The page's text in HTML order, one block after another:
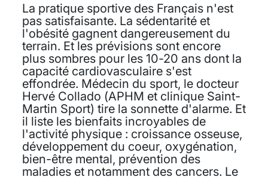
La pratique sportive des Français n'est
pas satisfaisante. La sédentarité et
l'obésité gagnent dangereusement du
terrain. Et les prévisions sont encore
plus sombres pour les 10-20 ans dont la
capacité cardiovasculaire s'est
effondrée. Médecin du sport, le docteur
Hervé Collado (APHM et clinique Saint-
Martin Sport) tire la sonnette d'alarme. Et
il liste les bienfaits incroyables de
l'activité physique : croissance osseuse,
développement du coeur, oxygénation,
bien-être mental, prévention des
maladies et notamment des cancers. Le